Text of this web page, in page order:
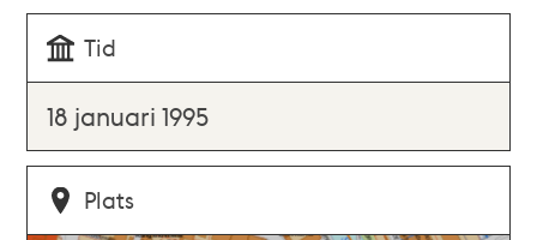
Tid
18 januari 1995
Plats